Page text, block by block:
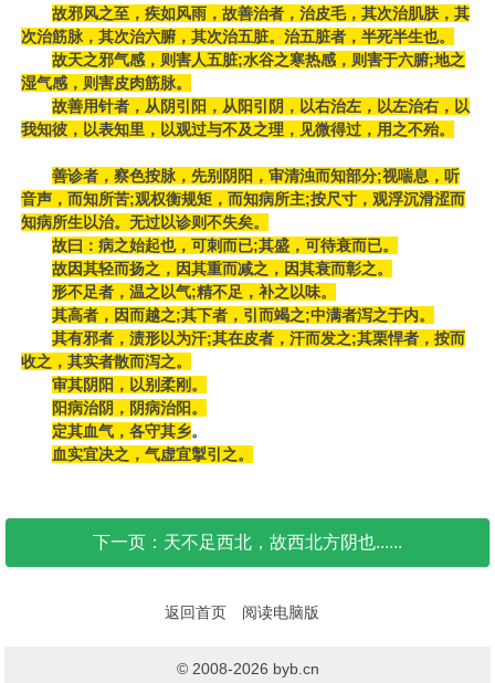
故邪风之至，疾如风雨，故善治者，治皮毛，其次治肌肤，其
次治筋脉，其次治六腑，其次治五脏。治五脏者，半死半生也。
故天之邪气感，则害人五脏;水谷之寒热感，则害于六腑;地之
湿气感，则害皮肉筋脉。
故善用针者，从阴引阳，从阳引阴，以右治左，以左治右，以
我知彼，以表知里，以观过与不及之理，见微得过，用之不殆。
善诊者，察色按脉，先别阴阳，审清浊而知部分;视喘息，听
音声，而知所苦;观权衡规矩，而知病所主;按尺寸，观浮沉滑涩而
知病所生以治。无过以诊则不失矣。
故曰：病之始起也，可刺而已;其盛，可待衰而已。
故因其轻而扬之，因其重而减之，因其衰而彰之。
形不足者，温之以气;精不足，补之以味。
其高者，因而越之;其下者，引而竭之;中满者泻之于内。
其有邪者，渍形以为汗;其在皮者，汗而发之;其栗悍者，按而
收之，其实者散而泻之。
审其阴阳，以别柔刚。
阳病治阴，阴病治阳。
定其血气，各守其乡。
血实宜决之，气虚宜掣引之。
下一页：天不足西北，故西北方阴也......
返回首页 阅读电脑版
© 2008-2026 byb.cn